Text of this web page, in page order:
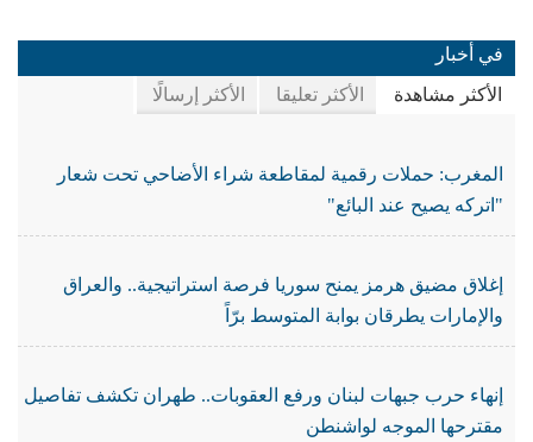
في أخبار
الأكثر مشاهدة الأكثر تعليقا الأكثر إرسالًا
المغرب: حملات رقمية لمقاطعة شراء الأضاحي تحت شعار
"اتركه يصيح عند البائع"
إغلاق مضيق هرمز يمنح سوريا فرصة استراتيجية.. والعراق
والإمارات يطرقان بوابة المتوسط برّاً
إنهاء حرب جبهات لبنان ورفع العقوبات.. طهران تكشف تفاصيل
مقترحها الموجه لواشنطن